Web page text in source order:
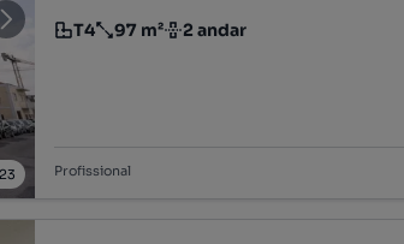
23
Tipologia
T4
Preço por metro quadrado
97 m²
Andar 2 andar
Profissional